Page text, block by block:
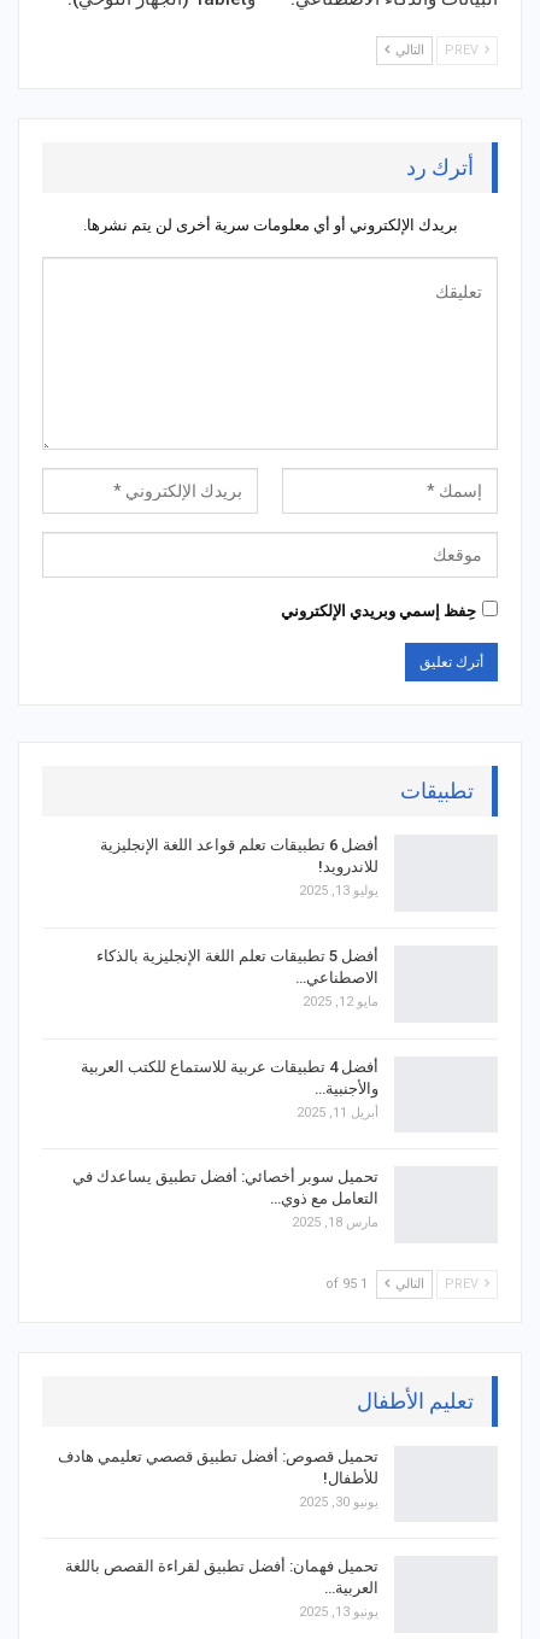
التالي
أترك رد
بريدك الإلكتروني أو أي معلومات سرية أخرى لن يتم نشرها.
حِفظ إسمي وبريدي الإلكتروني
تطبيقات
أفضل 6 تطبيقات تعلم قواعد اللغة الإنجليزية
للاندرويد!
يوليو 13, 2025
أفضل 5 تطبيقات تعلم اللغة الإنجليزية بالذكاء
الاصطناعي…
مايو 12, 2025
أفضل 4 تطبيقات عربية للاستماع للكتب العربية
والأجنبية…
أبريل 11, 2025
تحميل سوبر أخصائي: أفضل تطبيق يساعدك في
التعامل مع ذوي…
مارس 18, 2025
التالي 1 of 95
تعليم الأطفال
تحميل قصوص: أفضل تطبيق قصصي تعليمي هادف
للأطفال!
يونيو 30, 2025
تحميل فهمان: أفضل تطبيق لقراءة القصص باللغة
العربية…
يونيو 13, 2025